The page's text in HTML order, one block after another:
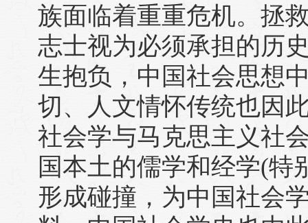
族面临着重重危机。拯
志士视为必须承担的历
生抱负，中国社会思想
切、人文情怀传统也因
社会学与马克思主义社
国本土的儒学和经学(特
形成碰撞，为中国社会